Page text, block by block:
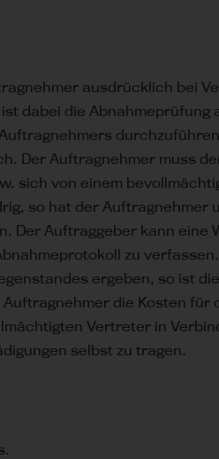
ausdrücklich bei
dabei die Abnahmeprüfung
Der Auftragnehmer muss
sich von einem
so hat der Auftragnehmer
Der Auftraggeber kann eine
zu
ergeben, so ist
die Kosten für
Vertreter in
selbst zu tragen.